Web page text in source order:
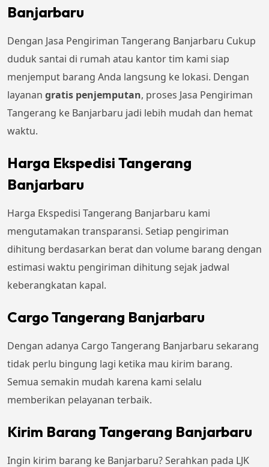
Banjarbaru
Dengan Jasa Pengiriman Tangerang Banjarbaru Cukup
duduk santai di rumah atau kantor tim kami siap
menjemput barang Anda langsung ke lokasi. Dengan
layanan gratis penjemputan, proses Jasa Pengiriman
Tangerang ke Banjarbaru jadi lebih mudah dan hemat
waktu.
Harga Ekspedisi Tangerang
Banjarbaru
Harga Ekspedisi Tangerang Banjarbaru kami
mengutamakan transparansi. Setiap pengiriman
dihitung berdasarkan berat dan volume barang dengan
estimasi waktu pengiriman dihitung sejak jadwal
keberangkatan kapal.
Cargo Tangerang Banjarbaru
Dengan adanya Cargo Tangerang Banjarbaru sekarang
tidak perlu bingung lagi ketika mau kirim barang.
Semua semakin mudah karena kami selalu
memberikan pelayanan terbaik.
Kirim Barang Tangerang Banjarbaru
Ingin kirim barang ke Banjarbaru? Serahkan pada LJK